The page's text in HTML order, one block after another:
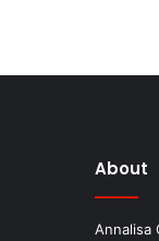
About
Annalisa